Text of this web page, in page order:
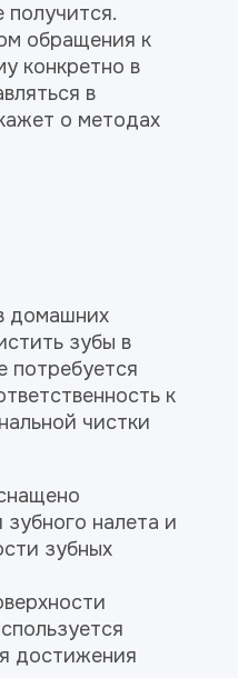
получится.
обращения к
конкретно в
в
о методах
домашних
зубы в
потребуется
к
чистки
налета и
зубных
достижения